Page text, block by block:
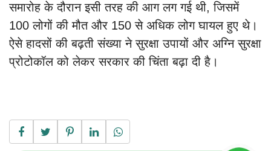
समारोह के दौरान इसी तरह की आग लग गई थी, जिसमें
100 लोगों की मौत और 150 से अधिक लोग घायल हुए थे।
ऐसे हादसों की बढ़ती संख्या ने सुरक्षा उपायों और अग्नि सुरक्षा
प्रोटोकॉल को लेकर सरकार की चिंता बढ़ा दी है।